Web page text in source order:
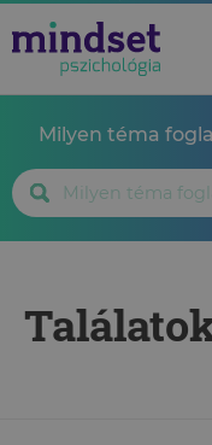
Milyen téma